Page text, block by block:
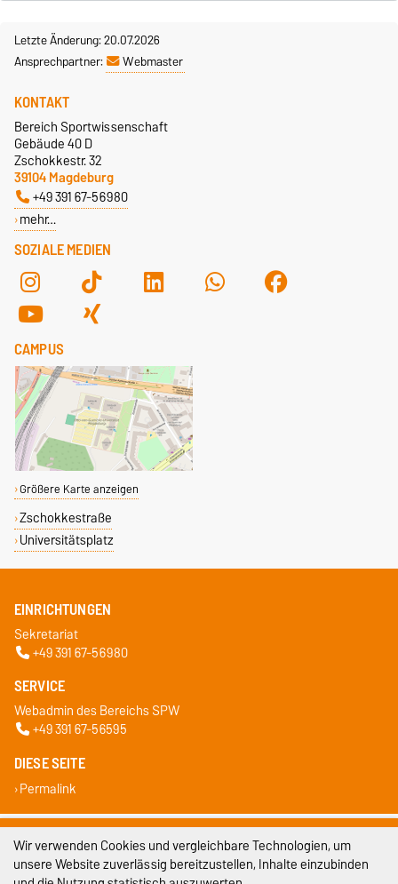
Letzte Änderung: 20.07.2026
Ansprechpartner:
Webmaster
SOZIALE MEDIEN
KONTAKT
Bereich Sportwissenschaft
Gebäude 40 D
Zschokkestr. 32
39104 Magdeburg
+49 391 67-56980
mehr…
CAMPUS
Größere Karte anzeigen
Zschokkestraße
Universitätsplatz
EINRICHTUNGEN
Sekretariat
+49 391 67-56980
SERVICE
Webadmin des Bereichs SPW
+49 391 67-56595
DIESE SEITE
Permalink
Impressum
Datenschutz
Wir verwenden Cookies und vergleichbare Technologien, um
unsere Website zuverlässig bereitzustellen, Inhalte einzubinden